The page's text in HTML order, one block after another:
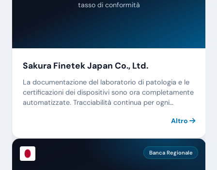
tasso di conformità
Sakura Finetek Japan Co., Ltd.
La documentazione del laboratorio di patologia e le
certificazioni dei dispositivi sono ora completamente
automatizzate. Tracciabilità continua per ogni
Altro
Banca Regionale